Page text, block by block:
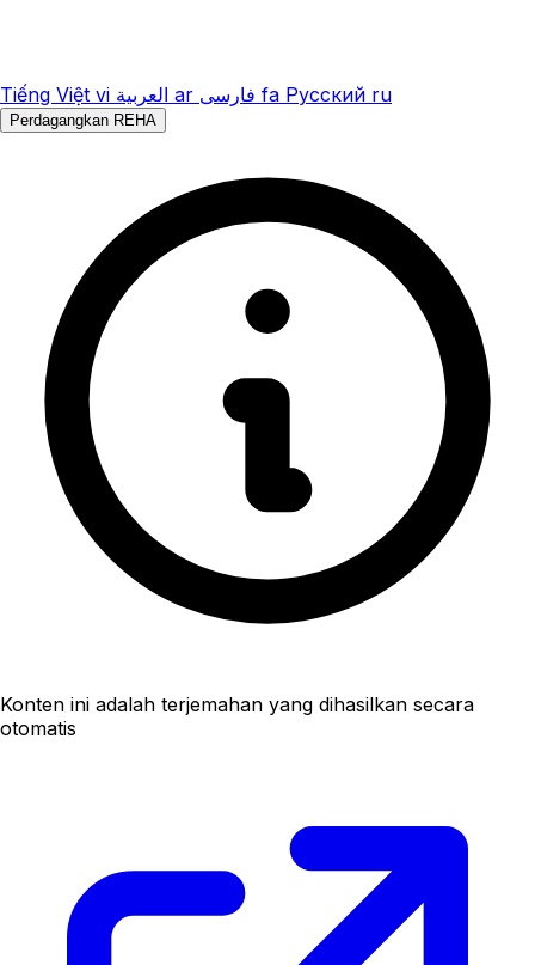
Tiếng Việt vi العربية ar فارسی fa Русский ru
Perdagangkan REHA
Konten ini adalah terjemahan yang dihasilkan secara
otomatis